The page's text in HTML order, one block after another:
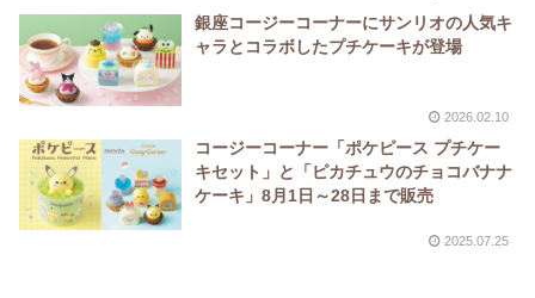
銀座コージーコーナーにサンリオの人気キ
ャラとコラボしたプチケーキが登場
2026.02.10
コージーコーナー「ポケピース プチケー
キセット」と「ピカチュウのチョコバナナ
ケーキ」8月1日～28日まで販売
2025.07.25